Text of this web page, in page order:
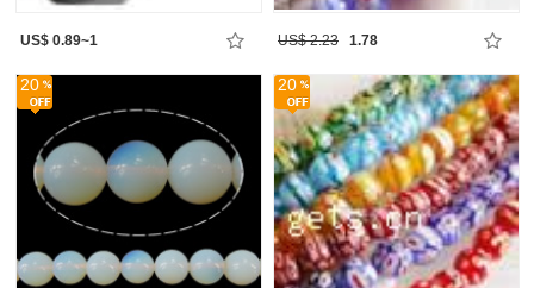
US$ 0.89~1 US$ 2.23 1.78
20 20